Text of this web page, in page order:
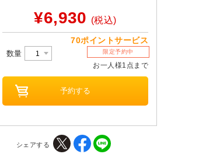
¥6,930 (税込)
70ポイントサービス
数量 限定予約中
お一人様1点まで
シェアする